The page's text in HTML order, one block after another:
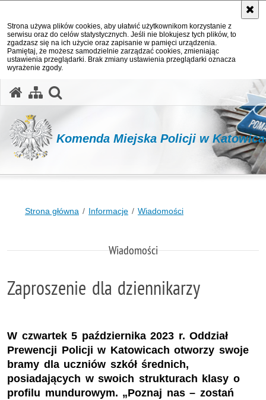
Strona używa plików cookies, aby ułatwić użytkownikom korzystanie z
serwisu oraz do celów statystycznych. Jeśli nie blokujesz tych plików, to
zgadzasz się na ich użycie oraz zapisanie w pamięci urządzenia.
Pamiętaj, że możesz samodzielnie zarządzać cookies, zmieniając
ustawienia przeglądarki. Brak zmiany ustawienia przeglądarki oznacza
wyrażenie zgody.
Komenda Miejska Policji w
Strona główna Informacje Wiadomości
Wiadomości
Zaproszenie dla dziennikarzy
W czwartek 5 października 2023 r. Oddział
Prewencji Policji w Katowicach otworzy swoje
bramy dla uczniów szkół średnich,
posiadających w swoich strukturach klasy o
profilu mundurowym. „Poznaj nas – zostań